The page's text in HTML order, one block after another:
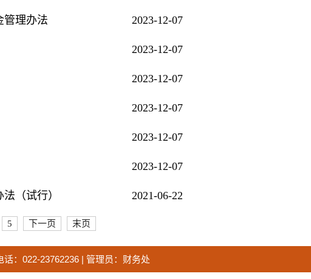
管理办法 2023-12-07
2023-12-07
2023-12-07
2023-12-07
2023-12-07
2023-12-07
（试行） 2021-06-22
5 下一页 末页
话： 022-23762236 | 管理员：财务处